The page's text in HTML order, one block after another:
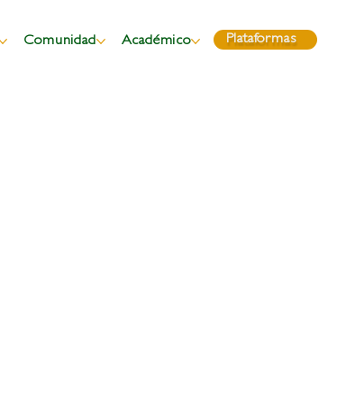
Comunidad Académico Plataformas